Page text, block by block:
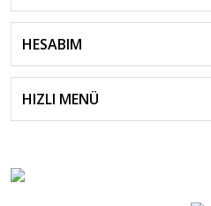
HESABIM
HIZLI MENÜ